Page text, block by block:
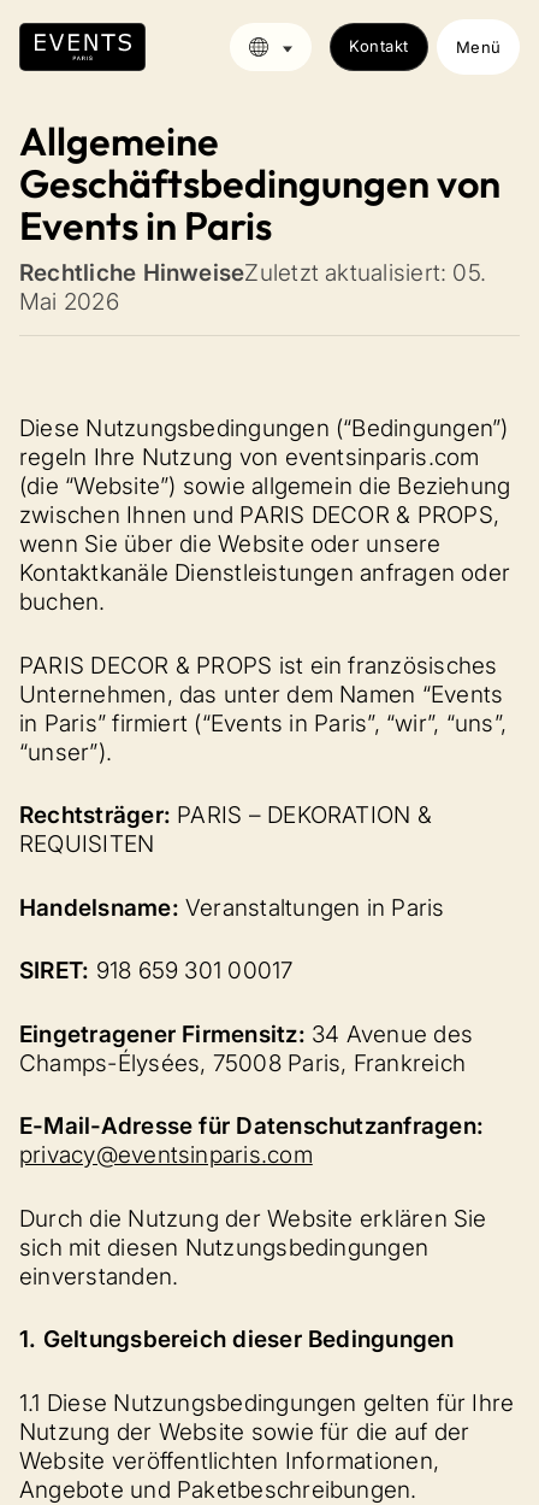
Kontakt Menü
Allgemeine
Geschäftsbedingungen von
Events in Paris
Rechtliche HinweiseZuletzt aktualisiert: 05.
Mai 2026
Diese Nutzungsbedingungen (“Bedingungen”)
regeln Ihre Nutzung von eventsinparis.com
(die “Website”) sowie allgemein die Beziehung
zwischen Ihnen und PARIS DECOR & PROPS,
wenn Sie über die Website oder unsere
Kontaktkanäle Dienstleistungen anfragen oder
buchen.
PARIS DECOR & PROPS ist ein französisches
Unternehmen, das unter dem Namen “Events
in Paris” firmiert (“Events in Paris”, “wir”, “uns”,
“unser”).
Rechtsträger: PARIS – DEKORATION &
REQUISITEN
Handelsname:Veranstaltungen in Paris
SIRET: 918 659 301 00017
Eingetragener Firmensitz: 34 Avenue des
Champs-Élysées, 75008 Paris, Frankreich
E-Mail-Adresse für Datenschutzanfragen:
privacy@eventsinparis.com
Durch die Nutzung der Website erklären Sie
sich mit diesen Nutzungsbedingungen
einverstanden.
1. Geltungsbereich dieser Bedingungen
1.1 Diese Nutzungsbedingungen gelten für Ihre
Nutzung der Website sowie für die auf der
Website veröffentlichten Informationen,
Angebote und Paketbeschreibungen.